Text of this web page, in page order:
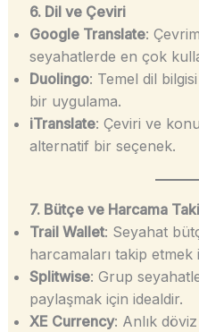
6. Dil ve Çeviri
Google Translate:
seyahatlerde en çok
Duolingo: Temel dil
bir uygulama.
iTranslate: Çeviri ve
alternatif bir seçenek.
7. Bütçe ve Harcama
Trail Wallet: Seyahat
harcamaları takip etmek
Splitwise: Grup
paylaşmak için idealdir.
XE Currency: Anlık